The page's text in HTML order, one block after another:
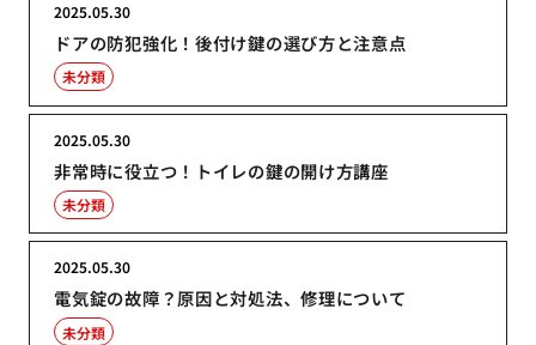
ドアの防犯強化！後付け鍵の選び方と注意点
2025.05.30
未分類
非常時に役立つ！トイレの鍵の開け方講座
2025.05.30
未分類
電気錠の故障？原因と対処法、修理について
2025.05.30
未分類